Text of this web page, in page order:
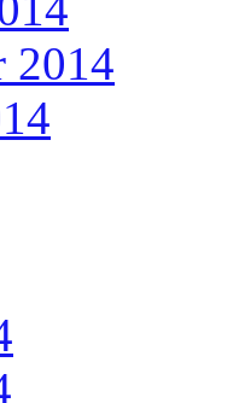
2014